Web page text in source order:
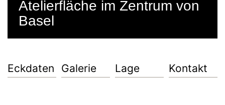
Atelierfläche im Zentrum von
Basel
Eckdaten Galerie Lage Kontakt